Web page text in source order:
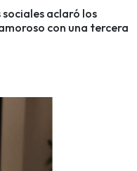
sociales aclaró los
con una tercera